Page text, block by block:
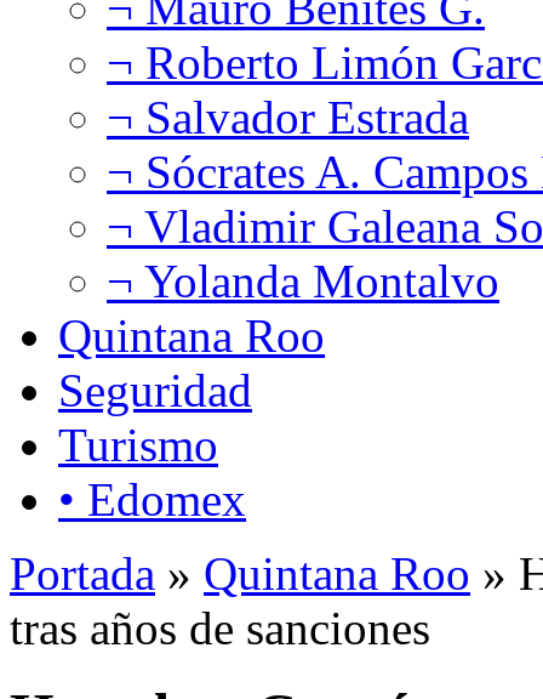
¬ Roberto Limón
¬ Salvador Estrada
¬ Sócrates A.
¬ Vladimir Galeana
¬ Yolanda Montalvo
Quintana Roo
Seguridad
Turismo
• Edomex
Portada » Quintana Roo »
tras años de sanciones